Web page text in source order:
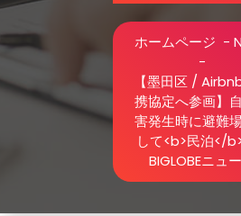
ホームページ -
-
【墨田区 /
携協定へ参画】
害発生時に避難
して<b>民泊</
BIGLOBEニュ